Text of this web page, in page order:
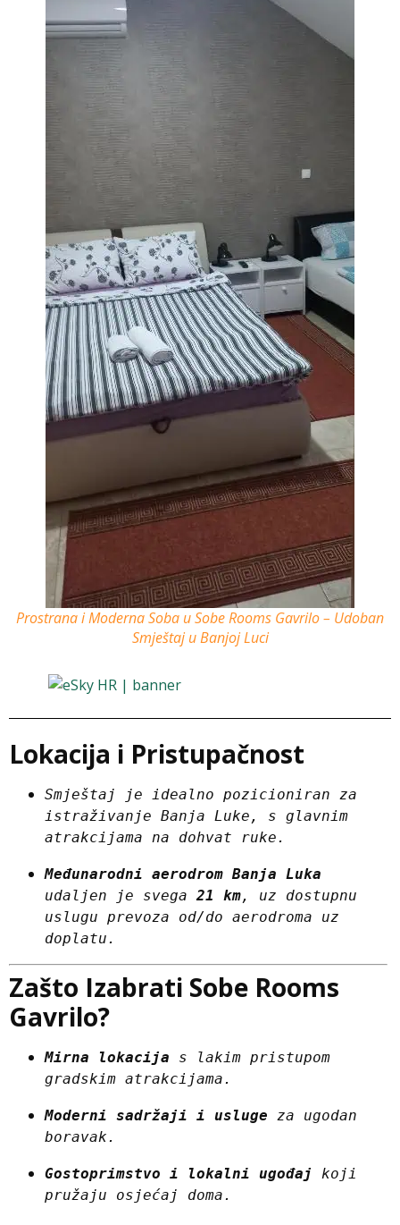
Prostrana i Moderna Soba u Sobe Rooms Gavrilo – Udoban
Smještaj u Banjoj Luci
Lokacija i Pristupačnost
Smještaj je idealno pozicioniran za
istraživanje Banja Luke, s glavnim
atrakcijama na dohvat ruke.
Međunarodni aerodrom Banja Luka
udaljen je svega 21 km, uz dostupnu
uslugu prevoza od/do aerodroma uz
doplatu.
Zašto Izabrati Sobe Rooms
Gavrilo?
Mirna lokacija s lakim pristupom
gradskim atrakcijama.
Moderni sadržaji i usluge za ugodan
boravak.
Gostoprimstvo i lokalni ugođaj
koji
pružaju osjećaj doma.